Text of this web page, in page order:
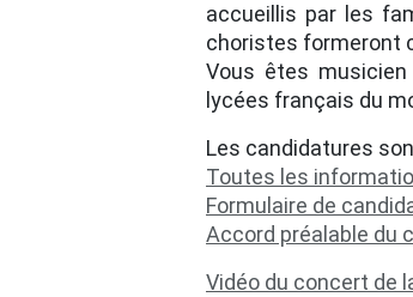
accueillis par les
choristes formeront
Vous êtes musicien
lycées français du
Les candidatures
Toutes les
Formulaire de
Accord préalable du
Vidéo du concert de